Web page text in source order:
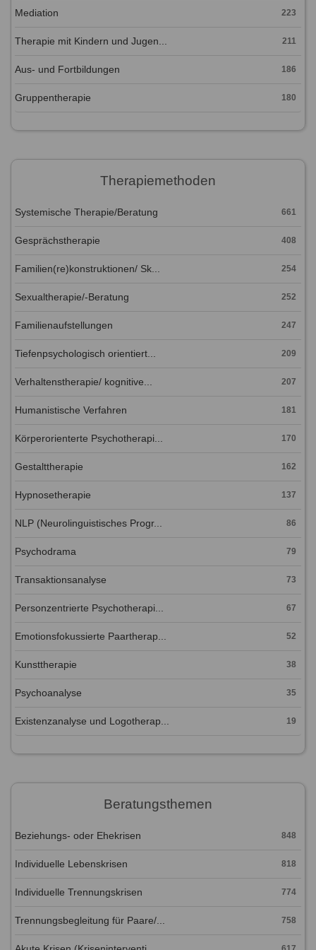
Mediation 223
Therapie mit Kindern und Jugen... 211
Aus- und Fortbildungen 186
Gruppentherapie 180
Therapiemethoden
Systemische Therapie/Beratung 661
Gesprächstherapie 408
Familien(re)konstruktionen/ Sk... 254
Sexualtherapie/-Beratung 252
Familienaufstellungen 247
Tiefenpsychologisch orientiert... 209
Verhaltenstherapie/ kognitive... 207
Humanistische Verfahren 181
Körperorienterte Psychotherapi... 170
Gestalttherapie 162
Hypnosetherapie 137
NLP (Neurolinguistisches Progr... 86
Psychodrama 79
Transaktionsanalyse 73
Personzentrierte Psychotherapi... 67
Emotionsfokussierte Paartherap... 52
Kunsttherapie 38
Psychoanalyse 35
Existenzanalyse und Logotherap... 19
Beratungsthemen
Beziehungs- oder Ehekrisen 848
Individuelle Lebenskrisen 818
Individuelle Trennungskrisen 774
Trennungsbegleitung für Paare/... 758